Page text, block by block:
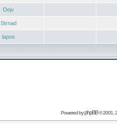
Dejv
Strnad
lapos
Powered byphpBB© 2001,